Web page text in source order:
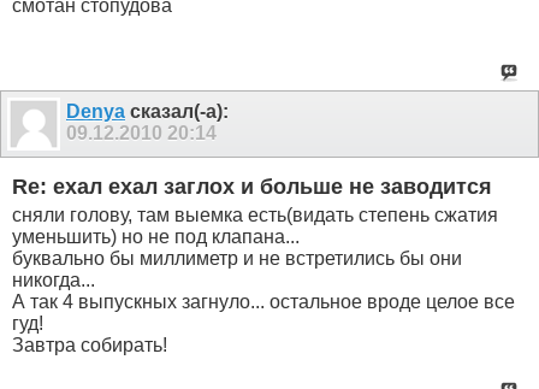
смотан стопудова
Denya сказал(-а):
09.12.2010 20:14
Re: ехал ехал заглох и больше не заводится
сняли голову, там выемка есть(видать степень сжатия
уменьшить) но не под клапана...
буквально бы миллиметр и не встретились бы они
никогда...
А так 4 выпускных загнуло... остальное вроде целое все
гуд!
Завтра собирать!